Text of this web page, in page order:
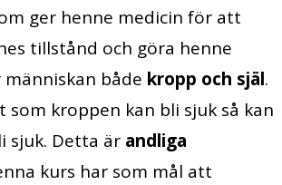
ger henne medicin för att
tillstånd och göra henne
både kropp och själ.
som kroppen kan bli sjuk så kan
sjuk. Detta är andliga
kurs har som mål att